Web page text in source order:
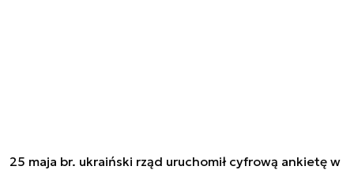
25 maja br. ukraiński rząd uruchomił cyfrową ankietę w